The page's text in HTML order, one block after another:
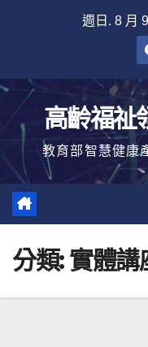
週日. 8 月
高齡福祉
教育部智慧健康
分類:實體講